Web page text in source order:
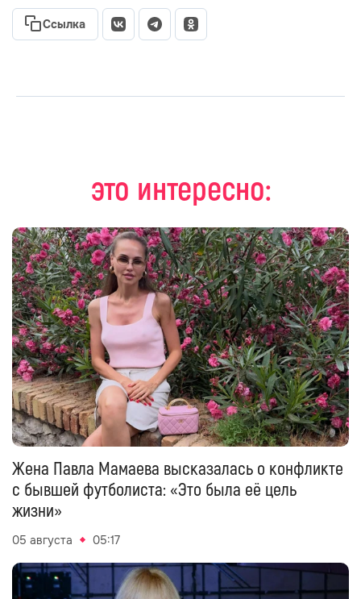
Ссылка
это интересно:
Жена Павла Мамаева высказалась о конфликте
с бывшей футболиста: «Это была её цель
жизни»
05 августа 05:17